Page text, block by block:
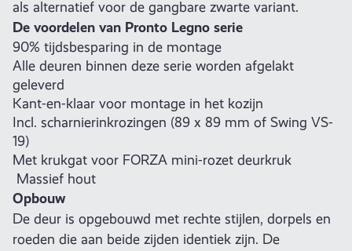
als alternatief voor de gangbare zwarte variant.
De voordelen van Pronto Legno serie
90% tijdsbesparing in de montage
Alle deuren binnen deze serie worden afgelakt
geleverd
Kant-en-klaar voor montage in het kozijn
Incl. scharnierinkrozingen (89 x 89 mm of Swing VS-
19)
Met krukgat voor FORZA mini-rozet deurkruk
Massief hout
Opbouw
De deur is opgebouwd met rechte stijlen, dorpels en
roeden die aan beide zijden identiek zijn. De